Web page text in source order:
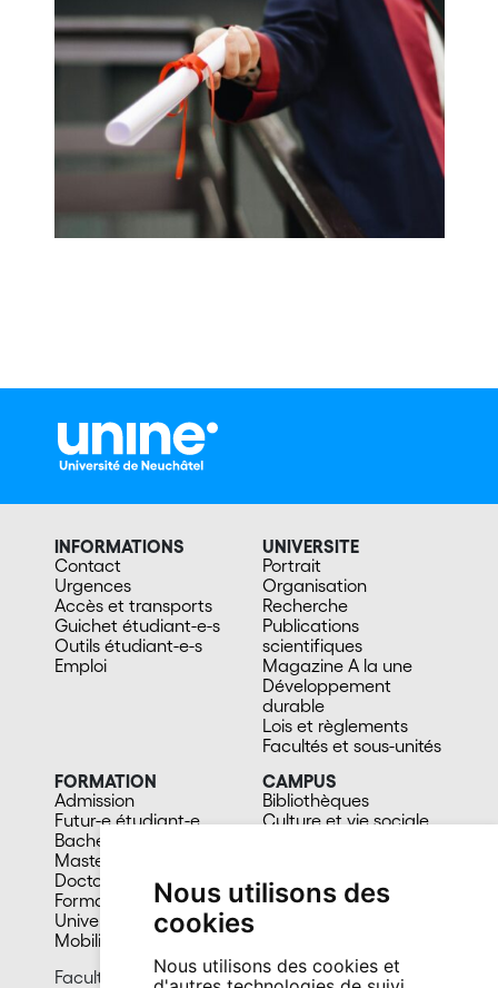
Nous utilisons des
cookies
Nous utilisons des cookies et
INFORMATIONS
Contact
Urgences
Accès et transports
Guichet étudiant-e-s
Outils étudiant-e-s
Emploi
UNIVERSITE
Portrait
Organisation
Recherche
Publications
scientifiques
Magazine A la une
Développement
durable
Lois et règlements
Facultés et sous-unités
FORMATION
Admission
Futur-e étudiant-e
Bachelors
Masters
Doctorat
Formation continue
Université du 3e âge
Mobilité
CAMPUS
Bibliothèques
Culture et vie sociale
Cafétérias
En images
Faculté des lettres et sciences humaines